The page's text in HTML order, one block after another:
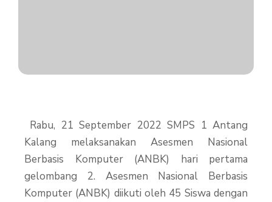
Rabu, 21 September 2022 SMPS 1 Antang
Kalang melaksanakan Asesmen Nasional
Berbasis Komputer (ANBK) hari pertama
gelombang 2. Asesmen Nasional Berbasis
Komputer (ANBK) diikuti oleh 45 Siswa dengan